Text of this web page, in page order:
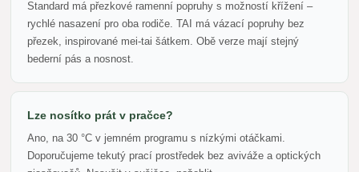
Standard má přezkové ramenní popruhy s možností křížení –
rychlé nasazení pro oba rodiče. TAI má vázací popruhy bez
přezek, inspirované mei-tai šátkem. Obě verze mají stejný
bederní pás a nosnost.
Lze nosítko prát v pračce?
Ano, na 30 °C v jemném programu s nízkými otáčkami.
Doporučujeme tekutý prací prostředek bez aviváže a optických